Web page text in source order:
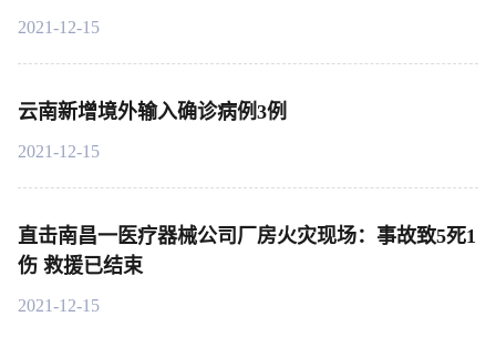
2021-12-15
云南新增境外输入确诊病例3例
2021-12-15
直击南昌一医疗器械公司厂房火灾现场：事故致5死1
伤 救援已结束
2021-12-15